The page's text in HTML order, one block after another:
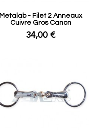
Metalab - Filet 2 Anneaux
Cuivre Gros Canon
34,00 €